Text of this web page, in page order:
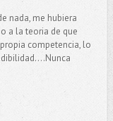
nada, me hubiera
a la teoria de que
competencia, lo